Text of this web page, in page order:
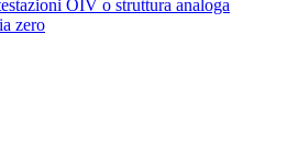
OIV o struttura analoga
zero